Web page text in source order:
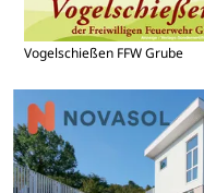
Vogelschießen FFW Grube